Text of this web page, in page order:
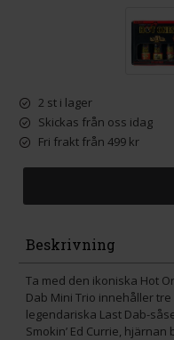
2 st i lager
Skickas från oss idag
Fri frakt från 499 kr
Beskrivning
Ta med den ikoniska Hot
Dab Mini Trio innehåller
legendariska Last Dab-
Smokin’ Ed Currie,